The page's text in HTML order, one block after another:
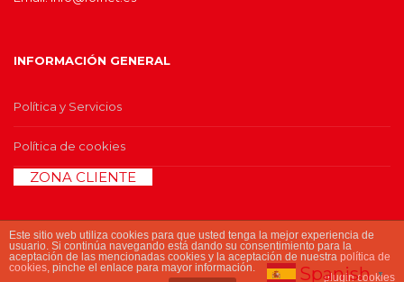
INFORMACIÓN GENERAL
Política y Servicios
Política de cookies
ZONA CLIENTE
© 2017 Copyright fofnet.es
Este sitio web utiliza cookies para que usted tenga la mejor experiencia de
usuario. Si continúa navegando está dando su consentimiento para la
aceptación de las mencionadas cookies y la aceptación de nuestra política de
cookies, pinche el enlace para mayor información.
plugin cookies
Spanish ▼